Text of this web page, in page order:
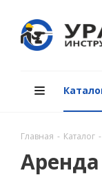
Главная - Каталог -